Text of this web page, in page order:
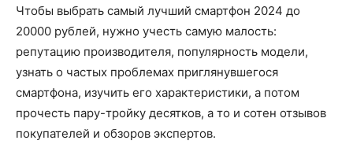
Чтобы выбрать самый лучший смартфон 2024 до
20000 рублей, нужно учесть самую малость:
репутацию производителя, популярность модели,
узнать о частых проблемах приглянувшегося
смартфона, изучить его характеристики, а потом
прочесть пару-тройку десятков, а то и сотен отзывов
покупателей и обзоров экспертов.